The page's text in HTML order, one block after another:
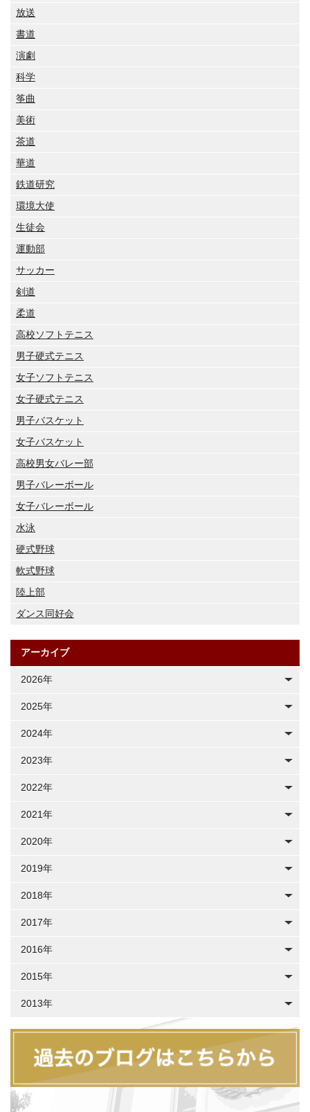
放送
書道
演劇
科学
筝曲
美術
茶道
華道
鉄道研究
環境大使
生徒会
運動部
サッカー
剣道
柔道
高校ソフトテニス
男子硬式テニス
女子ソフトテニス
女子硬式テニス
男子バスケット
女子バスケット
高校男女バレー部
男子バレーボール
女子バレーボール
水泳
硬式野球
軟式野球
陸上部
ダンス同好会
アーカイブ
2026年
2025年
2024年
2023年
2022年
2021年
2020年
2019年
2018年
2017年
2016年
2015年
2013年